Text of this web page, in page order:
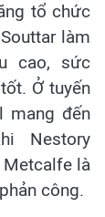
tổ chức
làm
cao, sức
Ở tuyến
mang đến
Nestory
Metcalfe là
công.